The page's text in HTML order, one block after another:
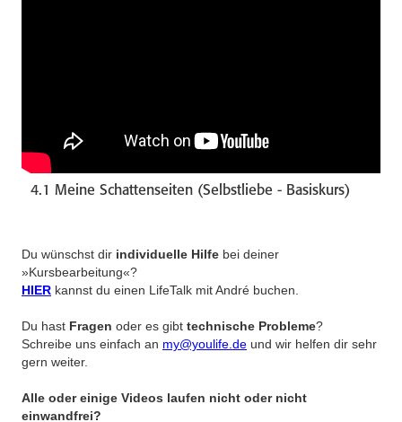
4.1 Meine Schattenseiten (Selbstliebe - Basiskurs)
Du wünschst dir individuelle Hilfe bei deiner
»Kursbearbeitung«?
HIER kannst du einen LifeTalk mit André buchen.
Du hast Fragen oder es gibt technische Probleme?
Schreibe uns einfach an my@youlife.de und wir helfen dir sehr
gern weiter.
Alle oder einige Videos laufen nicht oder nicht
einwandfrei?